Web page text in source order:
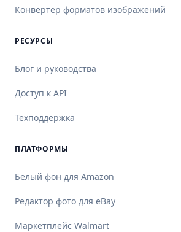
Конвертер форматов изображений
РЕСУРСЫ
Блог и руководства
Доступ к API
Техподдержка
ПЛАТФОРМЫ
Белый фон для Amazon
Редактор фото для eBay
Маркетплейс Walmart